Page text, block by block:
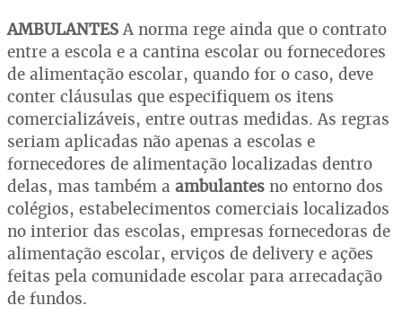
AMBULANTESA norma rege ainda que o contrato
entre a escola e a cantina escolar ou fornecedores
de alimentação escolar, quando for o caso, deve
conter cláusulas que especifiquem os itens
comercializáveis, entre outras medidas. As regras
seriam aplicadas não apenas a escolas e
fornecedores de alimentação localizadas dentro
delas, mas também a ambulantes no entorno dos
colégios, estabelecimentos comerciais localizados
no interior das escolas, empresas fornecedoras de
alimentação escolar, erviços de delivery e ações
feitas pela comunidade escolar para arrecadação
de fundos.